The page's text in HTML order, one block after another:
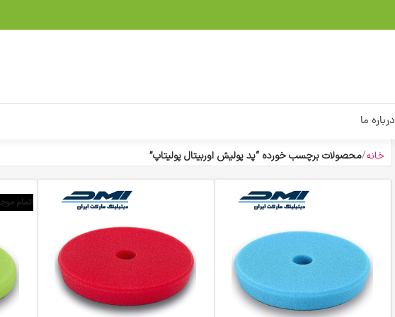
درباره ما
خانه محصولات برچسب خورده “پد پولیش اوربیتال پولیتاپ”
اتمام